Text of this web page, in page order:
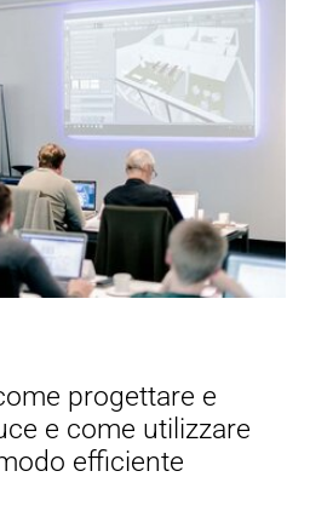
progettare e
e come utilizzare
efficiente